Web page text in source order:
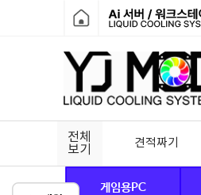
전체
보기
견적짜기
게임용PC